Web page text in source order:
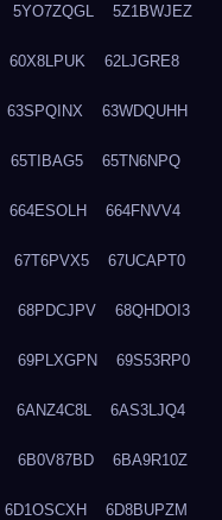
5YO7ZQGL 5Z1BWJEZ
60X8LPUK 62LJGRE8
63SPQINX 63WDQUHH
65TIBAG5 65TN6NPQ
664ESOLH 664FNVV4
67T6PVX5 67UCAPT0
68PDCJPV 68QHDOI3
69PLXGPN 69S53RP0
6ANZ4C8L 6AS3LJQ4
6B0V87BD 6BA9R10Z
6D1OSCXH 6D8BUPZM